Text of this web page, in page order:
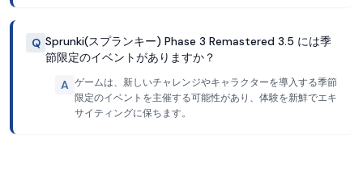
Q Sprunki(スプランキー) Phase 3 Remastered 3.5 には季
節限定のイベントがありますか？
A ゲームは、新しいチャレンジやキャラクターを導入する季節
限定のイベントを主催する可能性があり、体験を新鮮でエキ
サイティングに保ちます。